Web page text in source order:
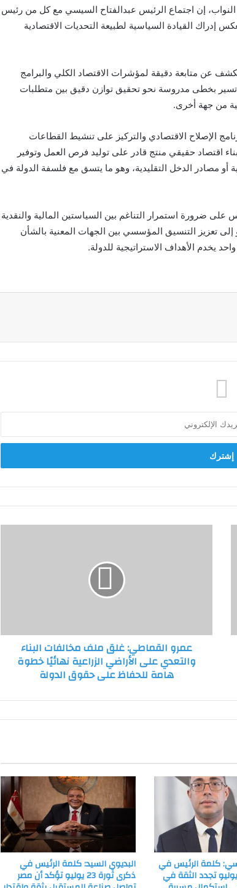
إن اجتماع الرئيس عبدالفتاح السيسي مع كل من رئيس
إدراك القيادة السياسية لطبيعة التحديات الاقتصادية
عن متابعة دقيقة لمؤشرات الاقتصاد الكلي والبرامج
تسير بخطى مدروسة نحو تحقيق توازن دقيق بين متطلبات
من جهة أخرى.
الإصلاح الاقتصادي والتركيز على تنشيط القطاعات
اقتصاد حقيقي منتج قادر على توليد فرص العمل وتوفير
أو مصادر الدخل التقليدية، وهو ما يتسق مع فلسفة الدولة في
على ضرورة استمرار التناغم بين السياستين المالية والنقدية
إلى تعزيز التنسيق المؤسسي بين الجهات المعنية بالشأن
يخدم الأهداف الاستراتيجية للدولة.
الأراضي
الزراعيةعمرو القماطي: غلق ملف مخالفات البناء
والتعدي على الأراضي الزراعية نهائيًا خطوة
هامة للحفاظ على حقوق الدولة
كلمة الرئيس في
ثورة 23 يوليو تجدد الثقة في
البديوي السيد: كلمة الرئيس في
ذكرى ثورة 23 يوليو تؤكد أن مصر